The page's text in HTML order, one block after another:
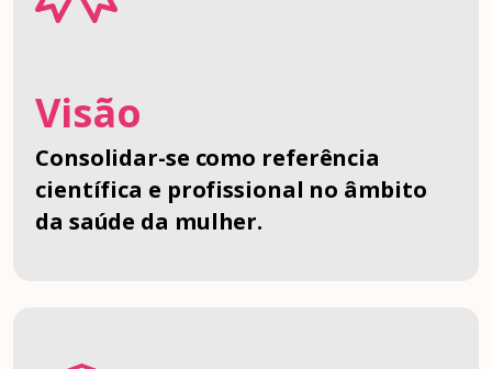
Visão
Consolidar-se como referência
científica e profissional no âmbito
da saúde da mulher.